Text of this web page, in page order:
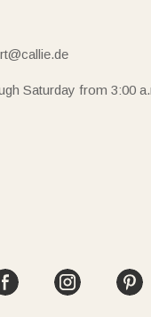
Saturday from 3:00